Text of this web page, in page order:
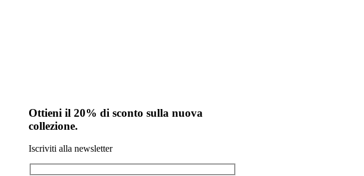
Ottieni il 20% di sconto sulla nuova
collezione.
Iscriviti alla newsletter